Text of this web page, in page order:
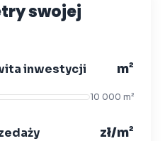
swojej
inwestycji m²
10 000 m²
zł/m²